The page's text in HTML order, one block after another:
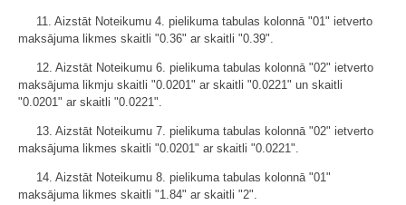
11. Aizstāt Noteikumu 4. pielikuma tabulas kolonnā "01" ietverto
maksājuma likmes skaitli "0.36" ar skaitli "0.39".
12. Aizstāt Noteikumu 6. pielikuma tabulas kolonnā "02" ietverto
maksājuma likmju skaitli "0.0201" ar skaitli "0.0221" un skaitli
"0.0201" ar skaitli "0.0221".
13. Aizstāt Noteikumu 7. pielikuma tabulas kolonnā "02" ietverto
maksājuma likmes skaitli "0.0201" ar skaitli "0.0221".
14. Aizstāt Noteikumu 8. pielikuma tabulas kolonnā "01"
maksājuma likmes skaitli "1.84" ar skaitli "2".